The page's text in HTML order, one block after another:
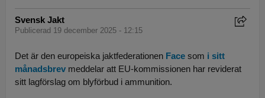
Svensk Jakt
Publicerad 19 december 2025 - 12:15
Det är den europeiska jaktfederationen Face som i sitt
månadsbrev meddelar att EU-kommissionen har reviderat
sitt lagförslag om blyförbud i ammunition.